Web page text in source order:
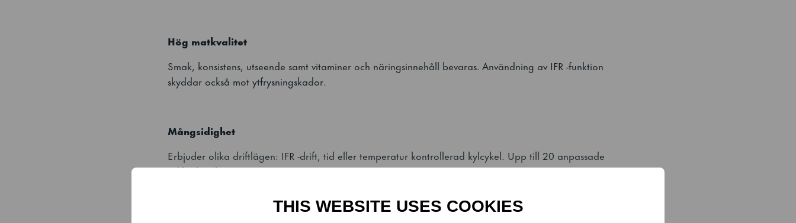
THIS WEBSITE USES COOKIES
Hög matkvalitet
Smak, konsistens, utseende samt vitaminer och näringsinnehåll bevaras. Användning av IFR -funktion
skyddar också mot ytfrysningskador.
Mångsidighet
Erbjuder olika driftlägen: IFR -drift, tid eller temperatur kontrollerad kylcykel. Upp till 20 anpassade
cykler kan lagras.